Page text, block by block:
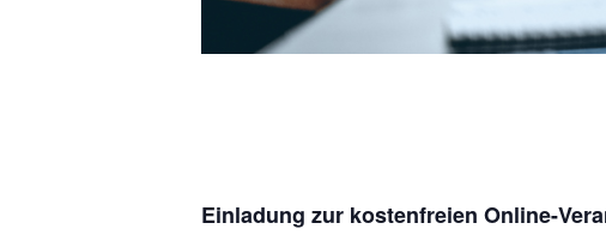
Einladung zur kostenfreien Online-